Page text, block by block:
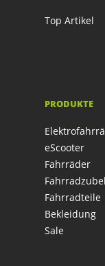
Top Artikel
PRODUKTE
eScooter
Fahrräder
Fahrradteile
Bekleidung
Sale